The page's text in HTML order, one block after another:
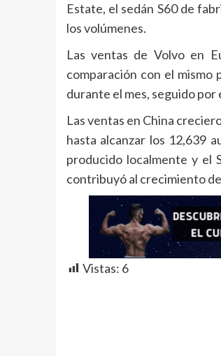
Estate, el sedán S60 de
los volúmenes.
Las ventas de Volvo en
comparación con el mismo
durante el mes, seguido por
Las ventas en China
hasta alcanzar los 12,639
producido localmente y el
contribuyó al crecimiento
Vistas: 6